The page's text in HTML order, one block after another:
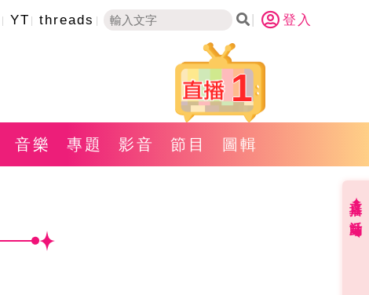
YT threads 登入
1
音樂 專題 影音 節目 圖輯
直播✦活動